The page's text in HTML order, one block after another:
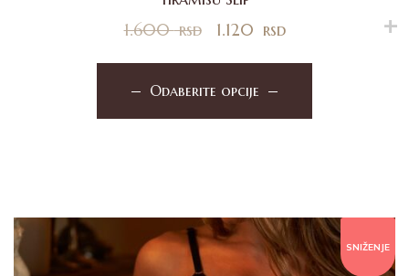
1.600rsd 1.120 rsd
Odaberite opcije
SNIŽENJE